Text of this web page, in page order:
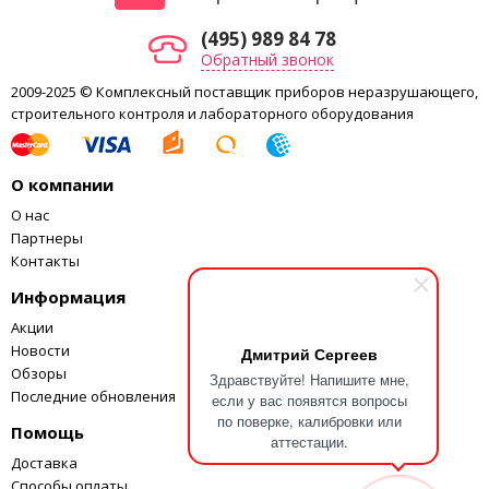
Дмитрий Сергеев
Здравствуйте! Напишите мне,
если у вас появятся вопросы
по поверке, калибровки или
аттестации.
12 часов, возможна работа от сети.
(495) 989 84 78
Обратный звонок
2009-2025 © Комплексный поставщик приборов неразрушающего,
строительного контроля и лабораторного оборудования
О компании
О нас
Партнеры
Контакты
Информация
Акции
Новости
Обзоры
Последние обновления
Помощь
Доставка